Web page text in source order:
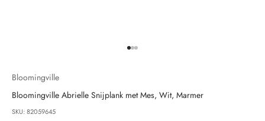
Bloomingville
Bloomingville Abrielle Snijplank met Mes, Wit, Marmer
SKU: 82059645